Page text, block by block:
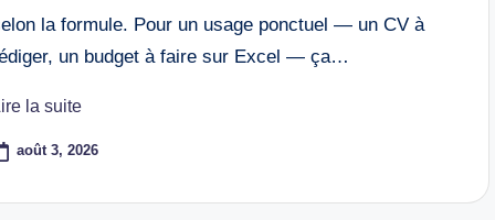
la formule. Pour un usage ponctuel — un CV à
un budget à faire sur Excel — ça…
la suite
août 3, 2026